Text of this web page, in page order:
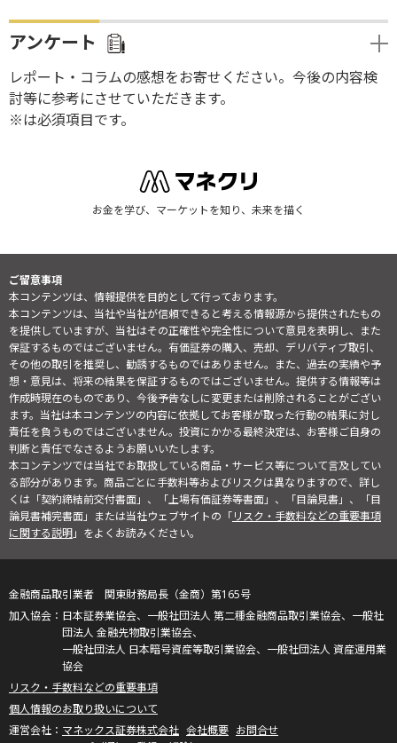
アンケート
レポート・コラムの感想をお寄せください。今後の内容検
討等に参考にさせていただきます。
※は必須項目です。
お金を学び、マーケットを知り、未来を描く
ご留意事項
本コンテンツは、情報提供を目的として行っております。
本コンテンツは、当社や当社が信頼できると考える情報源から提供されたもの
を提供していますが、当社はその正確性や完全性について意見を表明し、また
保証するものではございません。有価証券の購入、売却、デリバティブ取引、
その他の取引を推奨し、勧誘するものではありません。また、過去の実績や予
想・意見は、将来の結果を保証するものではございません。提供する情報等は
作成時現在のものであり、今後予告なしに変更または削除されることがござい
ます。当社は本コンテンツの内容に依拠してお客様が取った行動の結果に対し
責任を負うものではございません。投資にかかる最終決定は、お客様ご自身の
判断と責任でなさるようお願いいたします。
本コンテンツでは当社でお取扱している商品・サービス等について言及してい
る部分があります。商品ごとに手数料等およびリスクは異なりますので、詳し
くは「契約締結前交付書面」、「上場有価証券等書面」、「目論見書」、「目
論見書補完書面」または当社ウェブサイトの「リスク・手数料などの重要事項
に関する説明」をよくお読みください。
金融商品取引業者 関東財務局長（金商）第165号
日本証券業協会、一般社団法人 第二種金融商品取引業協会、一般社
団法人 金融先物取引業協会、
一般社団法人 日本暗号資産等取引業協会、一般社団法人 資産運用業
協会
リスク・手数料などの重要事項
個人情報のお取り扱いについて
マネックス証券株式会社 会社概要 お問合せ